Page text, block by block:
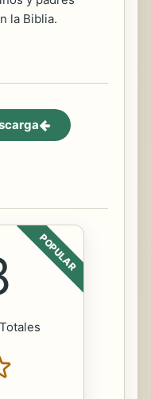
la Biblia.
POPULAR